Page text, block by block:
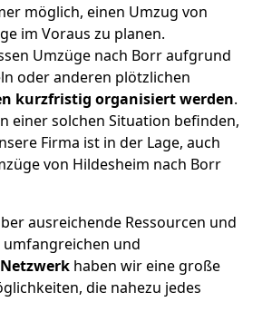
möglich, einen Umzug von
im Voraus zu planen.
Umzüge nach Borr aufgrund
oder anderen plötzlichen
kurzfristig organisiert werden.
einer solchen Situation befinden,
Firma ist in der Lage, auch
von Hildesheim nach Borr
ausreichende Ressourcen und
und
haben wir eine große
die nahezu jedes